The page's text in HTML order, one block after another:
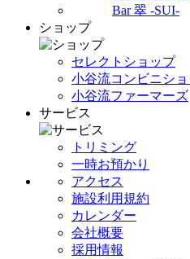
Bar 翠 -SUI-
ショップ
セレクトショップ
小谷流コンビニシ
小谷流ファーマーズ
サービス
トリミング
一時お預かり
アクセス
施設利用規約
カレンダー
会社概要
採用情報